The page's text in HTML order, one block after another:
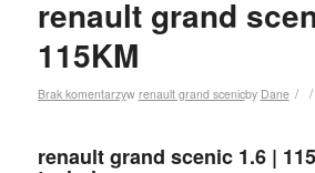
renault grand
115KM
Brak komentarzy /
w renault grand scenic /
by Dane
renault grand scenic 1.6 |